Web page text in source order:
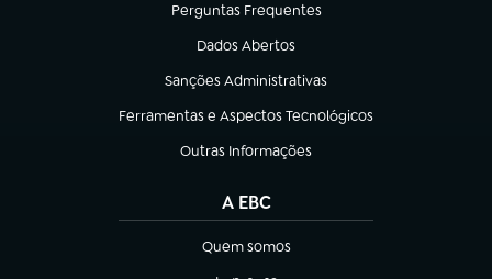
Perguntas Frequentes
(abre em nova aba)
Dados Abertos
(abre em nova aba)
Sanções Administrativas
(abre em nova aba)
Ferramentas e Aspectos Tecnológicos
(abre em nova aba)
Outras Informações
(abre em nova aba)
A EBC
Quem somos
(abre em nova aba)